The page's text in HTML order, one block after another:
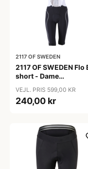
2117 OF SWEDEN
2117 OF SWEDEN Flo
short - Dame
Sort - Str. 40
VEJL. PRIS 599,00 KR
240,00 kr